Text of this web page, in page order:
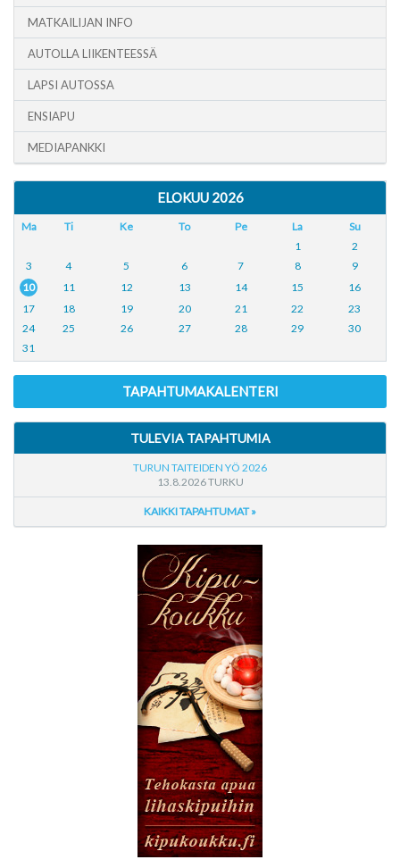
MATKAILIJAN INFO
AUTOLLA LIIKENTEESSÄ
LAPSI AUTOSSA
ENSIAPU
MEDIAPANKKI
ELOKUU 2026
Ma Ti Ke To Pe La
Su
1
2
3
4 5 6 7 8
9
10
11 12 13 14 15
16
17
18 19 20 21 22
23
24
25 26 27 28 29
30
31
TAPAHTUMAKALENTERI
TULEVIA TAPAHTUMIA
TURUN TAITEIDEN YÖ 2026
13.8.2026 TURKU
KAIKKI TAPAHTUMAT »